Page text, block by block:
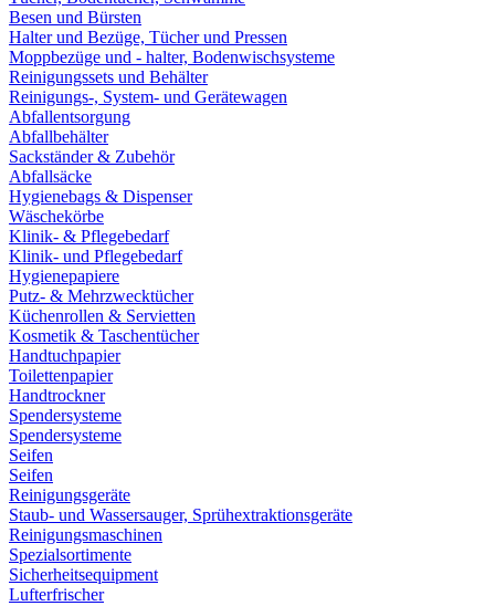
Besen und Bürsten
Halter und Bezüge, Tücher und Pressen
Moppbezüge und - halter, Bodenwischsysteme
Reinigungssets und Behälter
Reinigungs-, System- und Gerätewagen
Abfallentsorgung
Abfallbehälter
Sackständer & Zubehör
Abfallsäcke
Hygienebags & Dispenser
Wäschekörbe
Klinik- & Pflegebedarf
Klinik- und Pflegebedarf
Hygienepapiere
Putz- & Mehrzwecktücher
Küchenrollen & Servietten
Kosmetik & Taschentücher
Handtuchpapier
Toilettenpapier
Handtrockner
Spendersysteme
Spendersysteme
Seifen
Seifen
Reinigungsgeräte
Staub- und Wassersauger, Sprühextraktionsgeräte
Reinigungsmaschinen
Spezialsortimente
Sicherheitsequipment
Lufterfrischer